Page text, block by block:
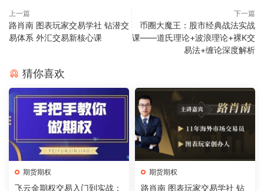
上一篇
路肖南 图表玩家交易学社 钻潜交
易体系 外汇交易新核心课
下一篇
币圈大魔王：股市经典战法实战
课——道氏理论+波浪理论+裸K交
易法+缠论深度解析
猜你喜欢
期货期权
飞云金期权交易入门到实战：
期货期权
路肖南 图表玩家交易学社 钻